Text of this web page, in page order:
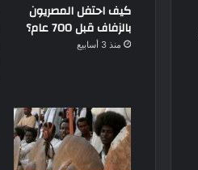
كيف احتفل المصريون
بالزفاف قبل 700 عام؟
منذ 3 أسابيع